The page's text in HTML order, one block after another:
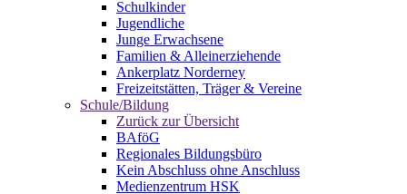
Schulkinder
Jugendliche
Junge Erwachsene
Familien & Alleinerziehende
Ankerplatz Norderney
Freizeitstätten, Träger & Vereine
Schule/Bildung
Zurück zur Übersicht
BAföG
Regionales Bildungsbüro
Kein Abschluss ohne Anschluss
Medienzentrum HSK